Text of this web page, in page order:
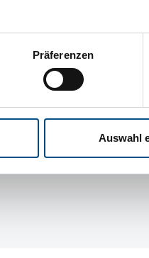
Präferenzen
Auswahl
Schulung
Serverbetrieb